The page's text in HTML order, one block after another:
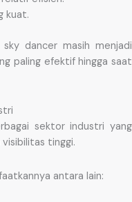
kuat.
dancer masih menjadi
paling efektif hingga saat
sektor industri yang
tinggi.
antara lain: